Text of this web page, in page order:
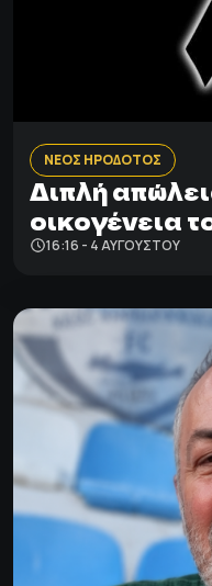
ΝΕΟΣ ΗΡΟΔΟΤΟΣ
Διπλή
οικογένεια
16:16 - 4 ΑΥΓΟΎΣΤΟΥ